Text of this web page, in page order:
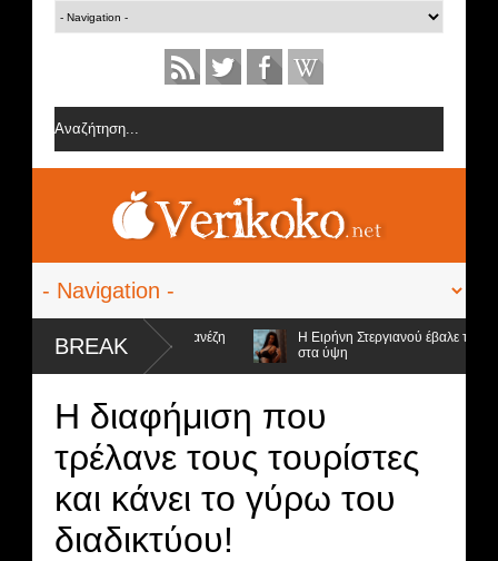
BREAK
την ομάδα της Σοφίας Δανέζη
Η Ειρήνη Στεργιανού έβαλε τα...
στα ύψη
Η διαφήμιση που
τρέλανε τους τουρίστες
και κάνει το γύρω του
διαδικτύου!